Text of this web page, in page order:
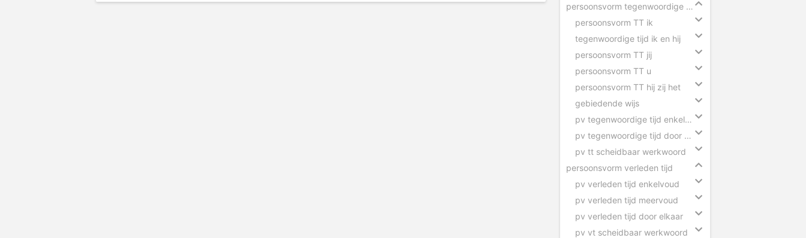
persoonsvorm tegenwoordige tijd
persoonsvorm TT ik
tegenwoordige tijd ik en hij
persoonsvorm TT jij
persoonsvorm TT u
persoonsvorm TT hij zij het
gebiedende wijs
pv tegenwoordige tijd enkelvoud
pv tegenwoordige tijd door elkaar
pv tt scheidbaar werkwoord
persoonsvorm verleden tijd
pv verleden tijd enkelvoud
pv verleden tijd meervoud
pv verleden tijd door elkaar
pv vt scheidbaar werkwoord